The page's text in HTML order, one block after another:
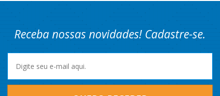
Receba nossas novidades! Cadastre-se.